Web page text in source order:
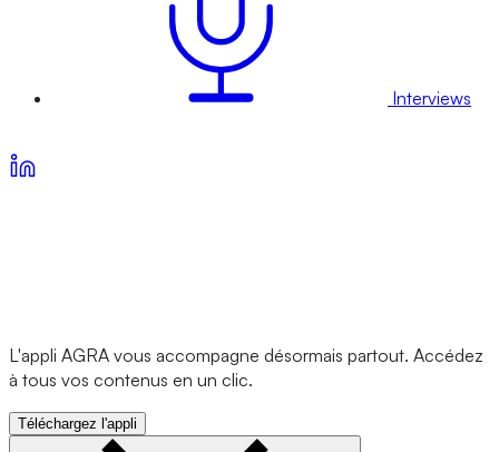
Interviews
L'appli AGRA vous accompagne désormais partout. Accédez
à tous vos contenus en un clic.
Téléchargez l'appli